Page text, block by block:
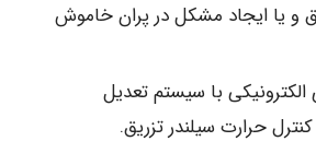
و یا ایجاد مشکل در پران خاموش
الکترونیکی با سیستم تعدیل
حرارت سیلندر تزریق.